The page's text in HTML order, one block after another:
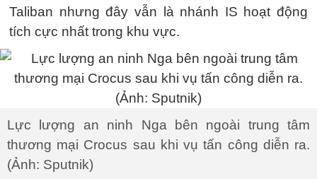
Taliban nhưng đây vẫn là nhánh IS hoạt động
tích cực nhất trong khu vực.
Lực lượng an ninh Nga bên ngoài trung tâm
thương mại Crocus sau khi vụ tấn công diễn ra.
(Ảnh: Sputnik)